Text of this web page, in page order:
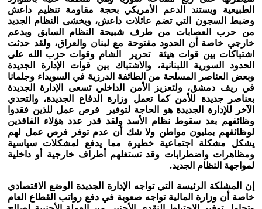
الطبيعية ويستند الدعم الأمريكي بحجة مقاومة تنظيم داعش
وضبط السجون التي تضم عائلات داعش، ويخشى النظام الجديد
من حرب العصابات من طرف شبيحة النظام السابق وبدعم
خارجي خاصة أن الحدود مفتوحة مع لبنان والعراق، ولقد حدثت
اشتباكات بين قوات هيئة تحرير الشام وقوات حزب الله على
الحدود السورية اللبنانية، والاشتباك بين قوات الإدارة الجديدة
وبعض العناصر المسلحة من الطائفة الدرزية في السويداء وجلمانا
في ريف دمشق، ولتعزيز الأمن الداخلي تسعى الإدارة الجديدة
بعناصر جديدة للأمن كما تعمل وزارة الدفاع الجديدة، والتحدي
الآخر للإدارة الجديدة هو الحاجة لتوفير فرص عمل للذين فقدوا
وظائفهم بعد سقوط نظام الأسد ولقد قدر عدد هؤلاء الفاقدين
لوظائفهم بمليون مواطن ولا شك أن عدم توفر فرص عمل لهم
يشكل مشكلة اجتماعية خطيرة مما يدفع لمشكلات سياسية
ومظاهرات واضطرابات وقد تستغلهم أطراف خارجية أو داخلية
لمواجهة النظام الجديد.
إن المشلكة الرئيسة التي تواجه الإدارة الجديدة الوضع الاقتصادي
خاصة أن وزارة المالية تواجه صعوبة في دفع رواتب القطاع العام